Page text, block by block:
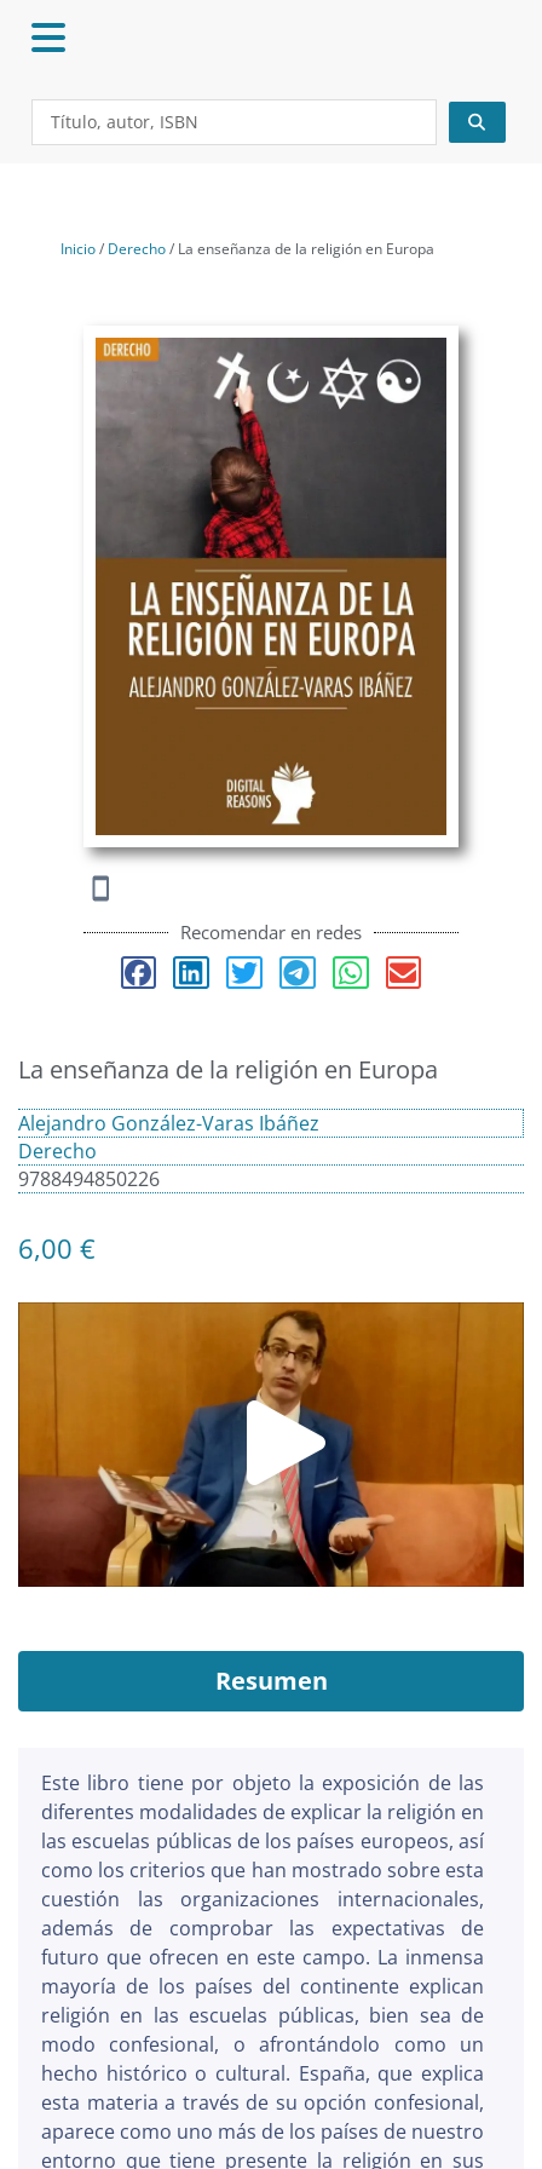
Search
Inicio/ Derecho/ La enseñanza de la religión en Europa
Recomendar en redes
La enseñanza de la religión en Europa
Alejandro González-Varas Ibáñez
Derecho
9788494850226
6,00 €
Play
Video
Resumen
Este libro tiene por objeto la exposición de las
diferentes modalidades de explicar la religión en
las escuelas públicas de los países europeos, así
como los criterios que han mostrado sobre esta
cuestión las organizaciones internacionales,
además de comprobar las expectativas de
futuro que ofrecen en este campo. La inmensa
mayoría de los países del continente explican
religión en las escuelas públicas, bien sea de
modo confesional, o afrontándolo como un
hecho histórico o cultural. España, que explica
esta materia a través de su opción confesional,
aparece como uno más de los países de nuestro
entorno que tiene presente la religión en sus